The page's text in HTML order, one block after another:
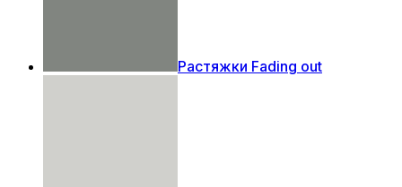
Растяжки Fading out